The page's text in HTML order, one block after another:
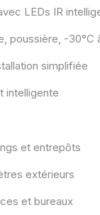
LEDs IR
poussière, -30°C
simplifiée
intelligente
et entrepôts
extérieurs
et bureaux